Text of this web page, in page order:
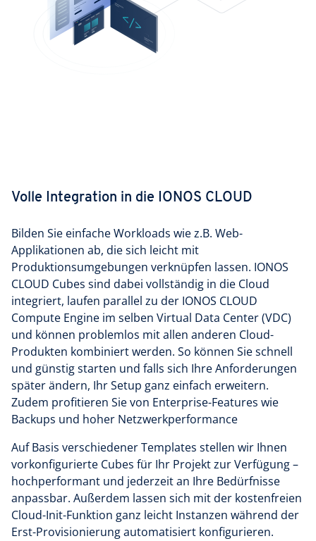
Volle Integration in die IONOS CLOUD
Bilden Sie einfache Workloads wie z.B. Web-
Applikationen ab, die sich leicht mit
Produktionsumgebungen verknüpfen lassen. IONOS
CLOUD Cubes sind dabei vollständig in die Cloud
integriert, laufen parallel zu der IONOS CLOUD
Compute Engine im selben Virtual Data Center (VDC)
und können problemlos mit allen anderen Cloud-
Produkten kombiniert werden. So können Sie schnell
und günstig starten und falls sich Ihre Anforderungen
später ändern, Ihr Setup ganz einfach erweitern.
Zudem profitieren Sie von Enterprise-Features wie
Backups und hoher Netzwerkperformance
Auf Basis verschiedener Templates stellen wir Ihnen
vorkonfigurierte Cubes für Ihr Projekt zur Verfügung –
hochperformant und jederzeit an Ihre Bedürfnisse
anpassbar. Außerdem lassen sich mit der kostenfreien
Cloud-Init-Funktion ganz leicht Instanzen während der
Erst-Provisionierung automatisiert konfigurieren.